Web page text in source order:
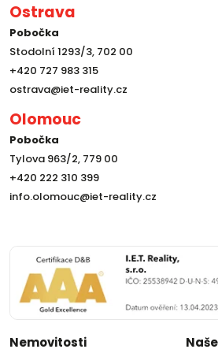
Ostrava
Pobočka
Stodolní 1293/3, 702 00
+420 727 983 315
ostrava@iet-reality.cz
Olomouc
Pobočka
Tylova 963/2, 779 00
+420 222 310 399
info.olomouc@iet-reality.cz
Nemovitosti